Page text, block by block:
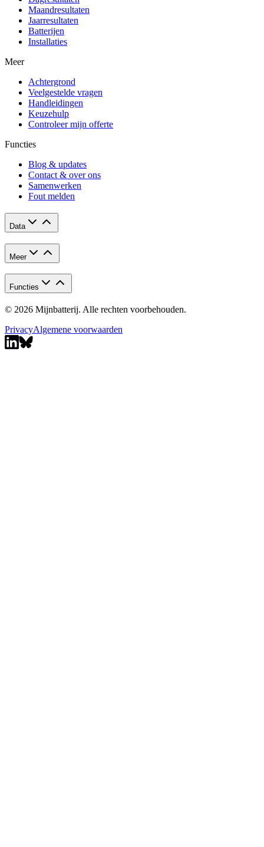
Maandresultaten
Jaarresultaten
Batterijen
Installaties
Meer
Achtergrond
Veelgestelde vragen
Handleidingen
Keuzehulp
Controleer mijn offerte
Functies
Blog & updates
Contact & over ons
Samenwerken
Fout melden
Data
Meer
Functies
© 2026 Mijnbatterij. Alle rechten voorbehouden.
PrivacyAlgemene voorwaarden